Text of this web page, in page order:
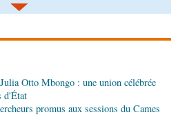
sa politique économique et
Parlement
et développement local :
leur soutien au Congo
Otto Mbongo : une union célébrée
d'État
promus aux sessions du Cames